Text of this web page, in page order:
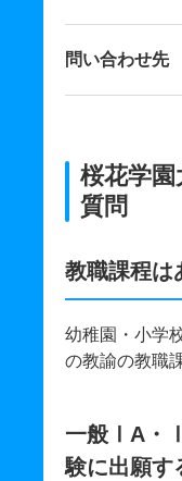
問い合わせ先
桜花学
質問
教職課程は
幼稚園・小学
の教諭の教職
一般ⅠA・
験に出願す